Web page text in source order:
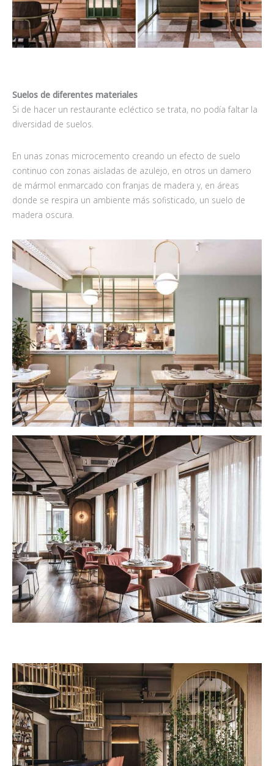
Suelos de diferentes materiales
Si de hacer un restaurante ecléctico se trata, no podía faltar la
diversidad de suelos.
En unas zonas microcemento creando un efecto de suelo
continuo con zonas aisladas de azulejo, en otros un damero
de mármol enmarcado con franjas de madera y, en áreas
donde se respira un ambiente más sofisticado, un suelo de
madera oscura.